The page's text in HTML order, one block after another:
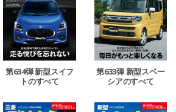
第634弾 新型スイフ
トのすべて
第633弾 新型スペー
シアのすべて